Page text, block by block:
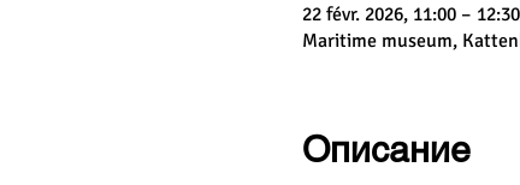
22 févr. 2026, 11:00 – 12:30
Maritime museum,
Описание